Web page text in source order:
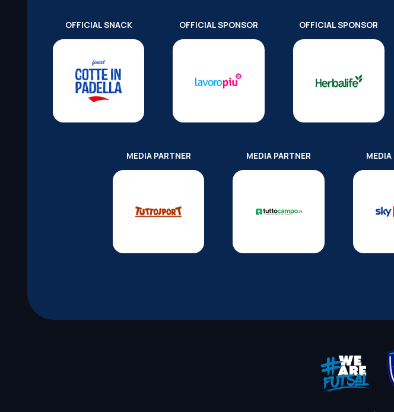
OFFICIAL SNACK OFFICIAL SPONSOR OFFICIAL SPONSOR
MEDIA PARTNER MEDIA PARTNER MEDIA